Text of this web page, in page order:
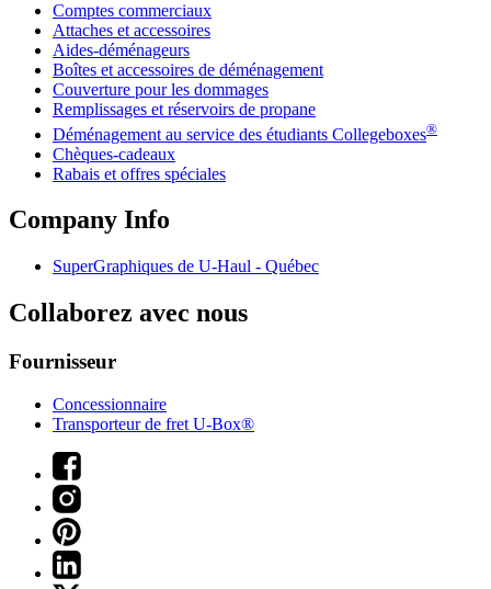
Comptes commerciaux
Attaches et accessoires
Aides-déménageurs
Boîtes et accessoires de déménagement
Couverture pour les dommages
Remplissages et réservoirs de propane
Déménagement au service des étudiants Collegeboxes®
Chèques-cadeaux
Rabais et offres spéciales
Company Info
SuperGraphiques de U-Haul - Québec
Collaborez avec nous
Fournisseur
Concessionnaire
Transporteur de fret U-Box®